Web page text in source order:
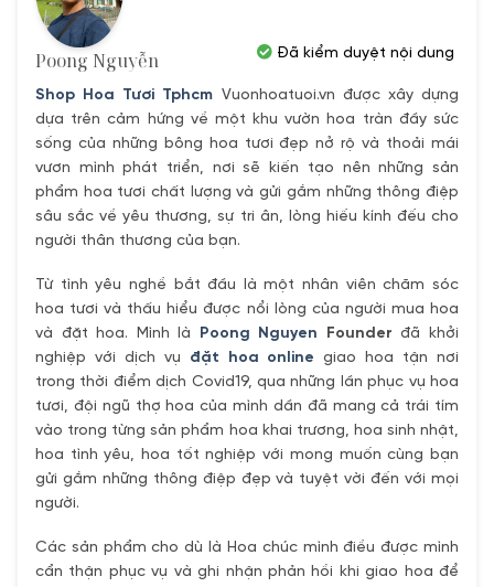
Poong Nguyễn
Shop Hoa Tươi Tphcm Vuonhoatuoi.vn được xây dựng
dựa trên cảm hứng về một khu vườn hoa tràn đầy sức
sống của những bông hoa tươi đẹp nở rộ và thoải mái
vươn mình phát triển, nơi sẽ kiến tạo nên những sản
phẩm hoa tươi chất lượng và gửi gắm những thông điệp
sâu sắc về yêu thương, sự tri ân, lòng hiếu kính đếu cho
người thân thương của bạn.
Từ tình yêu nghề bắt đầu là một nhân viên chăm sóc
hoa tươi và thấu hiểu được nổi lòng của người mua hoa
và đặt hoa. Mình là
Poong Nguyen Founder đã khởi
nghiệp với dịch vụ đặt hoa online giao hoa tận nơi
trong thời điểm dịch Covid19, qua những lần phục vụ hoa
tươi, đội ngũ thợ hoa của mình dần đã mang cả trái tím
vào trong từng sản phẩm hoa khai trương, hoa sinh nhật,
hoa tình yêu, hoa tốt nghiệp với mong muốn cùng bạn
gửi gắm những thông điệp đẹp và tuyệt vời đến với mọi
người.
Các sản phẩm cho dù là Hoa chúc mình điều được mình
cẩn thận phục vụ và ghi nhận phản hồi khi giao hoa để
Đã kiểm duyệt nội dung